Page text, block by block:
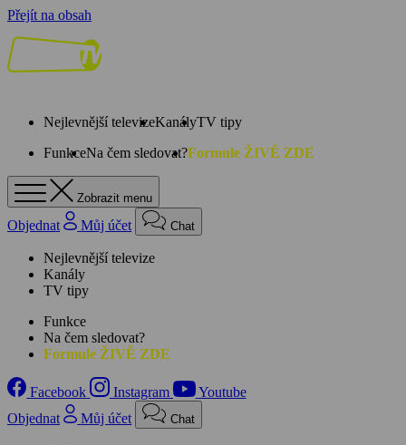
Přejít na obsah
Nejlevnější televizeKanályTV tipy
FunkceNa čem sledovat?Formule ŽIVĚ ZDE
Zobrazit menu
Objednat Můj účet Chat
Nejlevnější televize
Kanály
TV tipy
Funkce
Na čem sledovat?
Formule ŽIVĚ ZDE
Facebook Instagram
Youtube
Objednat
Můj účet Chat